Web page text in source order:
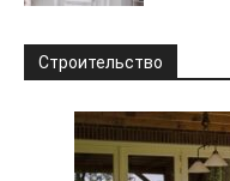
Строительство